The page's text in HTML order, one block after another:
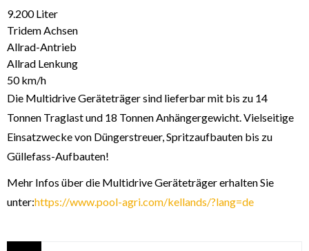
9.200 Liter
Tridem Achsen
Allrad-Antrieb
Allrad Lenkung
50 km/h
Die Multidrive Geräteträger sind lieferbar mit bis zu 14
Tonnen Traglast und 18 Tonnen Anhängergewicht. Vielseitige
Einsatzwecke von Düngerstreuer, Spritzaufbauten bis zu
Güllefass-Aufbauten!
Mehr Infos über die Multidrive Geräteträger erhalten Sie
unter:https://www.pool-agri.com/kellands/?lang=de